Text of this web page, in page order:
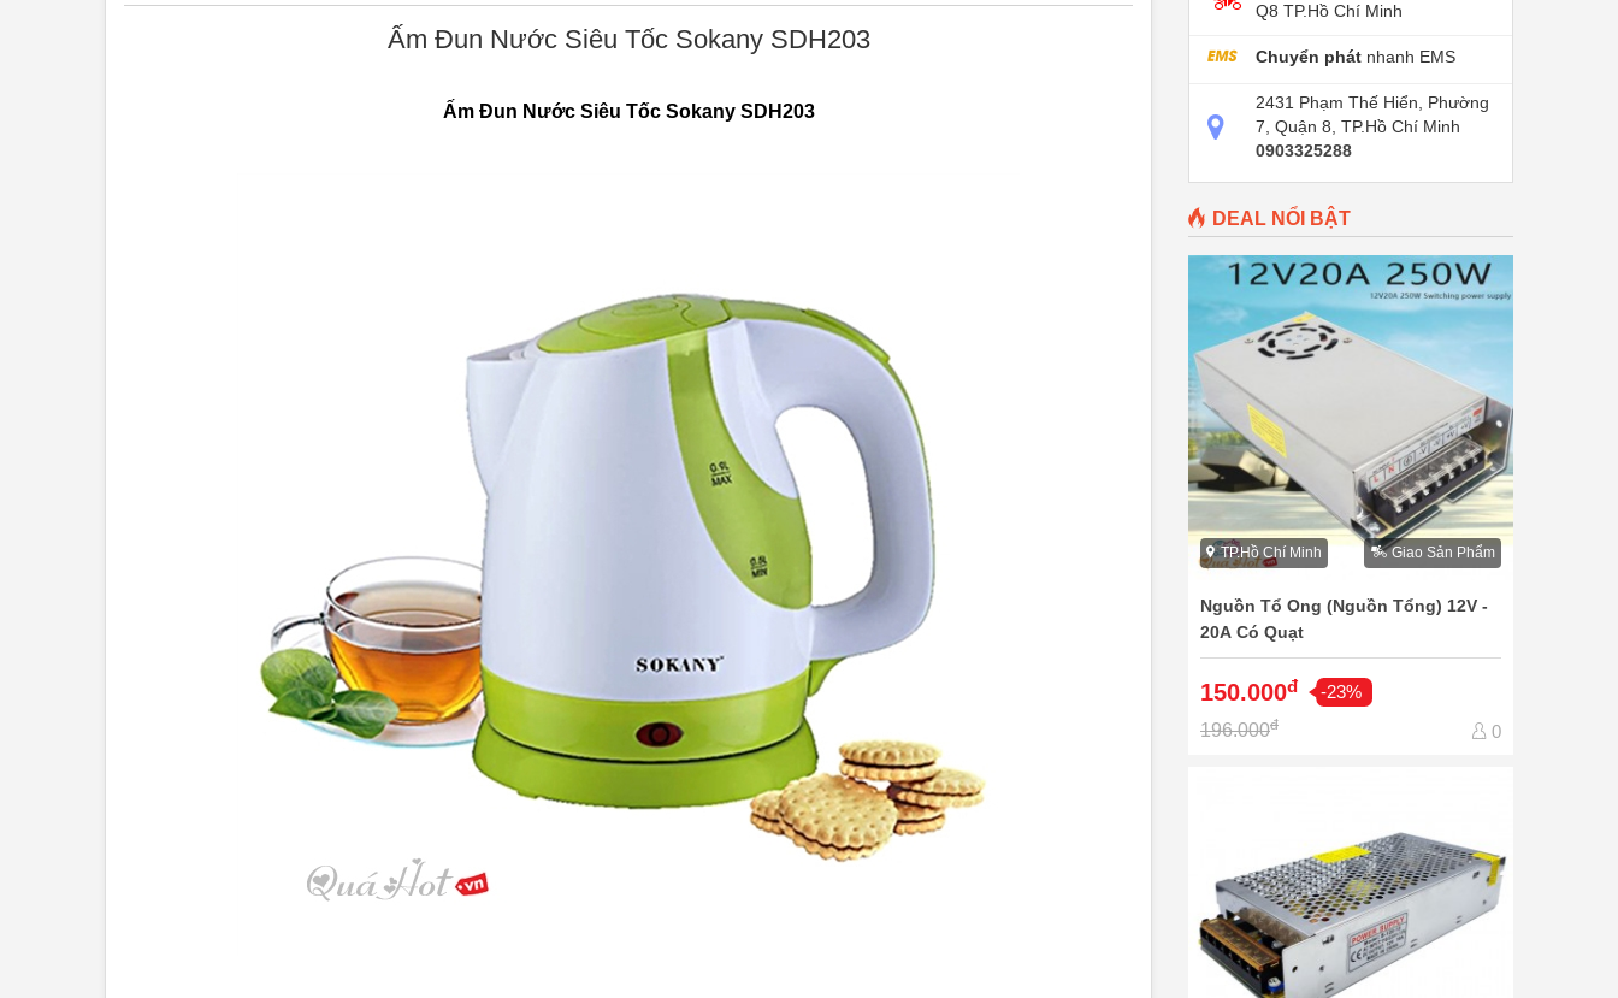
Công suất/điện áp: 1500W - 220V - 50HzẤm Đun Nước Siêu Tốc Sokany SDH203
Ấm Đun Nước Siêu Tốc Sokany SDH203
Q8 TP.Hồ Chí Minh
Chuyển phát nhanh EMS
2431 Phạm Thế Hiển, Phường
7, Quận 8, TP.Hồ Chí Minh
0903325288
DEAL NỔI BẬT
TP.Hồ Chí Minh Giao Sản Phẩm
Nguồn Tổ Ong (Nguồn Tổng) 12V -
20A Có Quạt
150.000đ
-23%
196.000đ 0